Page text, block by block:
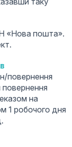
«Нова пошта».
повернення
на
1 робочого дня